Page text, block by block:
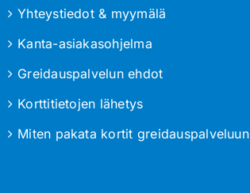
Yhteystiedot & myymälä
Kanta-asiakasohjelma
Greidauspalvelun ehdot
Korttitietojen lähetys
Miten pakata kortit greidauspalveluun